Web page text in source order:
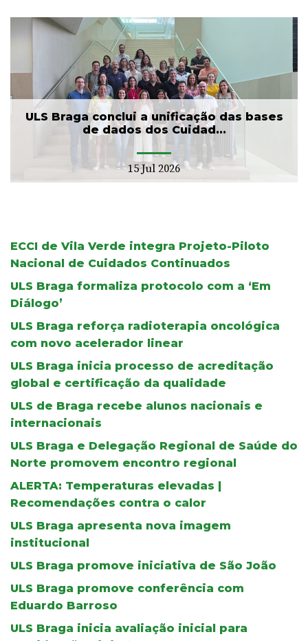
ULS Braga conclui a unificação das bases
de dados dos Cuidad...
15 Jul 2026
ECCI de Vila Verde integra Projeto-Piloto
Nacional de Cuidados Continuados
ULS Braga formaliza protocolo com a ‘Em
Diálogo’
ULS Braga reforça radioterapia oncológica
com novo acelerador linear
ULS Braga inicia processo de acreditação
global e certificação da qualidade
ULS de Braga recebe alunos nacionais e
internacionais
ULS Braga e Delegação Regional de Saúde do
Norte promovem encontro regional
ALERTA: Temperaturas elevadas |
Recomendações contra o calor
ULS Braga apresenta nova imagem
institucional
ULS Braga promove iniciativa de São João
ULS Braga promove conferência com
Eduardo Barroso
ULS Braga inicia avaliação inicial para